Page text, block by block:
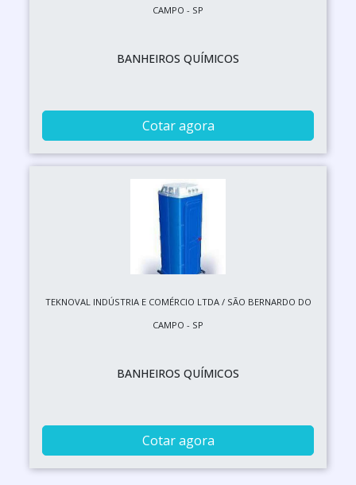
CAMPO - SP
BANHEIROS QUÍMICOS
Cotar agora
TEKNOVAL INDÚSTRIA E COMÉRCIO LTDA / SÃO BERNARDO DO
CAMPO - SP
BANHEIROS QUÍMICOS
Cotar agora